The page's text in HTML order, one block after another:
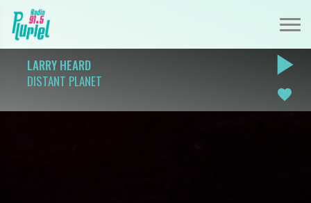
LARRY HEARD
DISTANT PLANET
play_arrow
favorite